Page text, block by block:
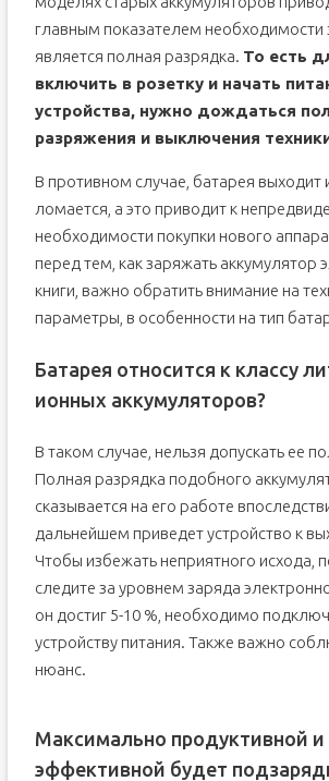
главным показателем необходимости
является полная разрядка. То есть
включить в розетку и начать
устройства, нужно дождаться
разряжения и выключения
В противном случае, батарея выходит
ломается, а это приводит к
необходимости покупки нового
перед тем, как заряжать аккумулятор
книги, важно обратить внимание на
параметры, в особенности на тип
Батарея относится к классу
ионных аккумуляторов?
В таком случае, нельзя допускать ее
Полная разрядка подобного
сказывается на его работе
дальнейшем приведет устройство к
Чтобы избежать неприятного исхода,
следите за уровнем заряда
он достиг 5-10 %, необходимо
устройству питания. Также важно
нюанс.
Максимально продуктивной и
эффективной будет